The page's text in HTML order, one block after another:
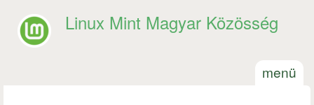
Linux Mint Magyar Közösség
menü